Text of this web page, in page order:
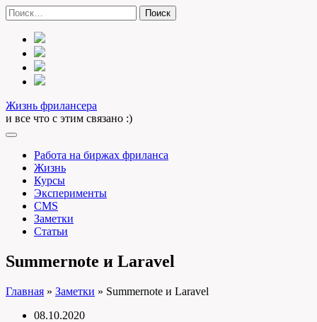
Skip
to
content
Найти:
Жизнь фрилансера
и все что с этим связано :)
Работа на биржах фриланса
Жизнь
Курсы
Эксперименты
CMS
Заметки
Статьи
Summernote и Laravel
Главная » Заметки » Summernote и Laravel
08.10.2020